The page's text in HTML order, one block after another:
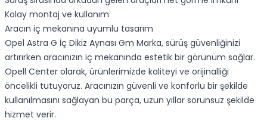
Kolay montaj ve kullanım
Aracın iç mekanına uyumlu tasarım
Opel Astra G İç Dikiz Aynası Gm Marka, sürüş güvenliğinizi
artırırken aracınızın iç mekanında estetik bir görünüm sağlar.
Opell Center olarak, ürünlerimizde kaliteyi ve orijinalliği
öncelikli tutuyoruz. Aracınızın güvenli ve konforlu bir şekilde
kullanılmasını sağlayan bu parça, uzun yıllar sorunsuz şekilde
hizmet verir.